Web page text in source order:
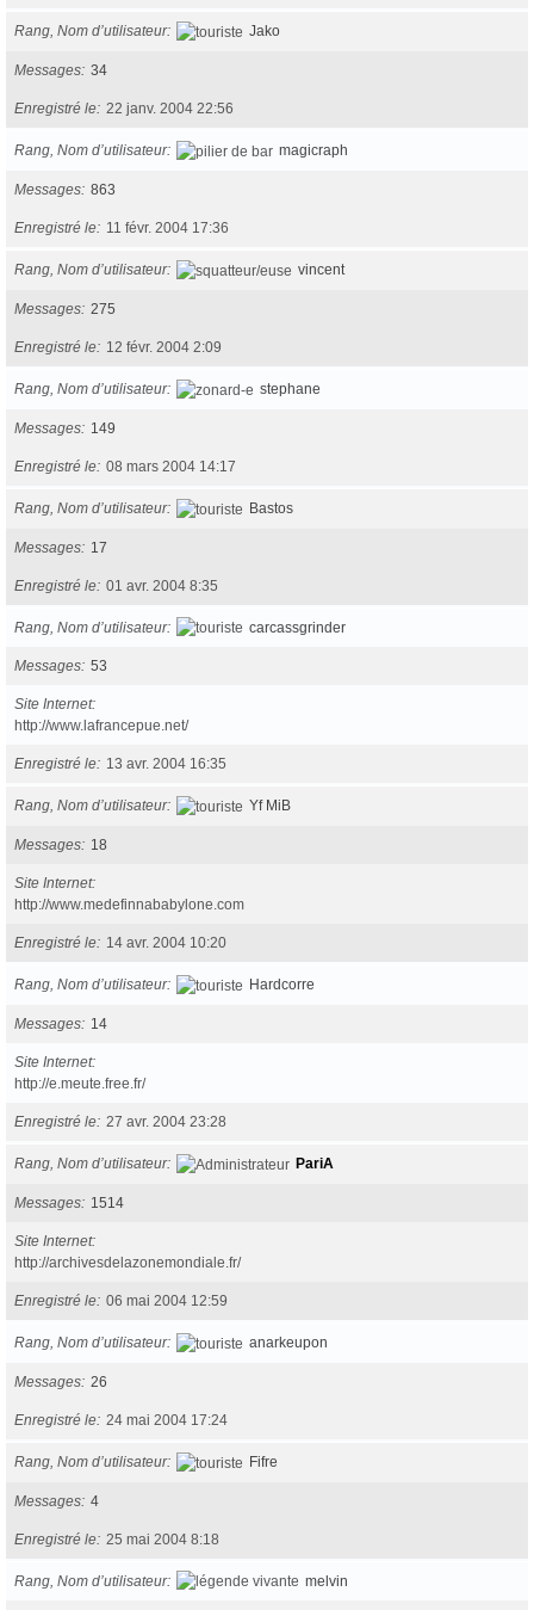
Rang, Nom d’utilisateur Jako
Messages 34
Enregistré le 22 janv. 2004 22:56
Rang, Nom d’utilisateur magicraph
Messages 863
Enregistré le 11 févr. 2004 17:36
Rang, Nom d’utilisateur vincent
Messages 275
Enregistré le 12 févr. 2004 2:09
Rang, Nom d’utilisateur stephane
Messages 149
Enregistré le 08 mars 2004 14:17
Rang, Nom d’utilisateur Bastos
Messages 17
Enregistré le 01 avr. 2004 8:35
Rang, Nom d’utilisateur carcassgrinder
Messages 53
Site Internet
http://www.lafrancepue.net/
Enregistré le 13 avr. 2004 16:35
Rang, Nom d’utilisateur Yf MiB
Messages 18
Site Internet
http://www.medefinnababylone.com
Enregistré le 14 avr. 2004 10:20
Rang, Nom d’utilisateur Hardcorre
Messages 14
Site Internet
http://e.meute.free.fr/
Enregistré le 27 avr. 2004 23:28
Rang, Nom d’utilisateur PariA
Messages 1514
Site Internet
http://archivesdelazonemondiale.fr/
Enregistré le 06 mai 2004 12:59
Rang, Nom d’utilisateur anarkeupon
Messages 26
Enregistré le 24 mai 2004 17:24
Rang, Nom d’utilisateur Fifre
Messages 4
Enregistré le 25 mai 2004 8:18
Rang, Nom d’utilisateur melvin